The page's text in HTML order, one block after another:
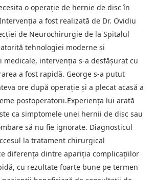
o operație de hernie de disc în
a fost realizată de Dr. Ovidiu
de Neurochirurgie de la Spitalul
tehnologiei moderne și
medicale, intervenția s-a desfășurat cu
a fost rapidă. George s-a putut
ore după operație și a plecat acasă a
postoperatorii.Experiența lui arată
ca simptomele unei hernii de disc sau
să nu fie ignorate. Diagnosticul
la tratament chirurgical
diferența dintre apariția complicațiilor
cu rezultate foarte bune pe termen